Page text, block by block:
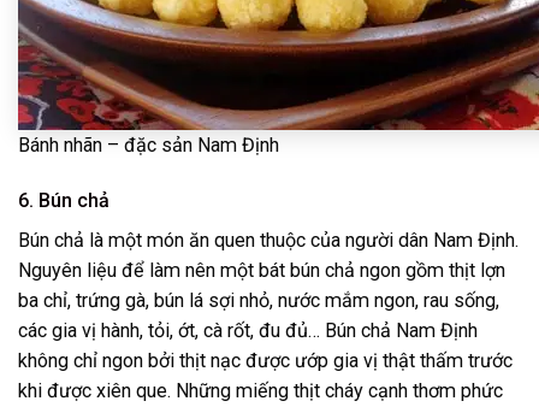
Bánh nhãn – đặc sản Nam Định
6. Bún chả
Bún chả là một món ăn quen thuộc của người dân Nam Định.
Nguyên liệu để làm nên một bát bún chả ngon gồm thịt lợn
ba chỉ, trứng gà, bún lá sợi nhỏ, nước mắm ngon, rau sống,
các gia vị hành, tỏi, ớt, cà rốt, đu đủ… Bún chả Nam Định
không chỉ ngon bởi thịt nạc được ướp gia vị thật thấm trước
khi được xiên que. Những miếng thịt cháy cạnh thơm phức